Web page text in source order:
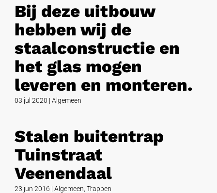
Bij deze uitbouw
hebben wij de
staalconstructie en
het glas mogen
leveren en monteren.
03 jul 2020 | Algemeen
Stalen buitentrap
Tuinstraat
Veenendaal
23 jun 2016 | Algemeen Trappen